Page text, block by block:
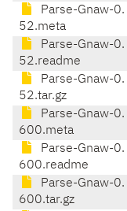
Parse-Gnaw-0.
52.meta
Parse-Gnaw-0.
52.readme
Parse-Gnaw-0.
52.tar.gz
Parse-Gnaw-0.
600.meta
Parse-Gnaw-0.
600.readme
Parse-Gnaw-0.
600.tar.gz